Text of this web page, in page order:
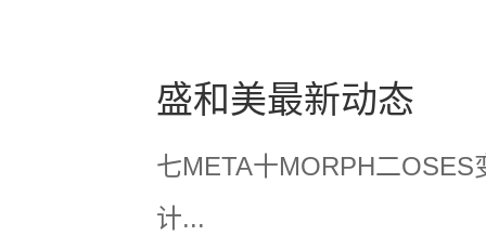
盛和美最新动态
七META十MORPH二OSES
计...